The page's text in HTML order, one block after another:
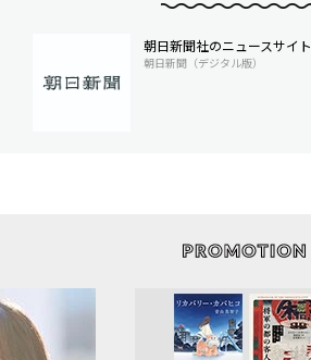
朝日新聞社のニュースサイト
朝日新聞（デジタル版）